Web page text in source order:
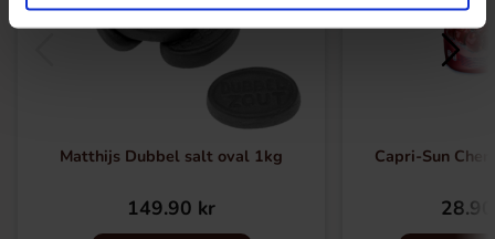
Matthijs Dubbel salt oval 1kg
149.90 kr
Capri-Sun